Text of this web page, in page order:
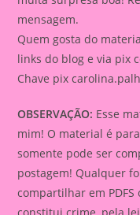
mensagem.
Quem gosta do
links do blog e via pix
Chave pix
OBSERVAÇÃO: Esse
mim! O material é
somente pode ser
postagem! Qualquer
compartilhar em